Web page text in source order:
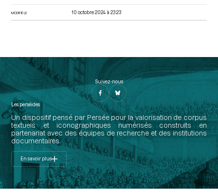
MODIFIÉ LE 10 octobre 2024 à 23:23
Suivez-nous
Les perséides
Un dispositif pensé par Persée pour la valorisation de corpus
textuels et iconographiques numérisés construits en
partenariat avec des équipes de recherche et des institutions
documentaires.
En savoir plus